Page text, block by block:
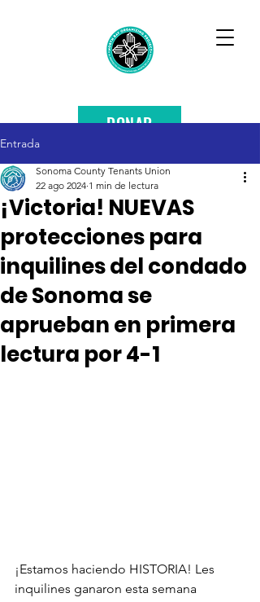
DONAR
Entrada
¡Victoria! NUEVAS
protecciones para
inquilines del condado
de Sonoma se
aprueban en primera
lectura por 4-1
Sonoma County Tenants Union
22 ago 2024 1 min de lectura
¡Estamos haciendo HISTORIA! Les
inquilines ganaron esta semana